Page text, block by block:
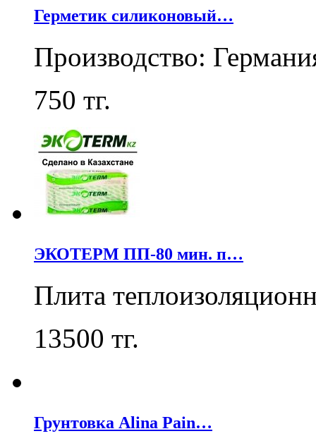
Герметик силиконовый…
Производство:
750 тг.
ЭКОТЕРМ ПП-80 мин. п…
Плита
13500 тг.
Грунтовка Alina Pain…